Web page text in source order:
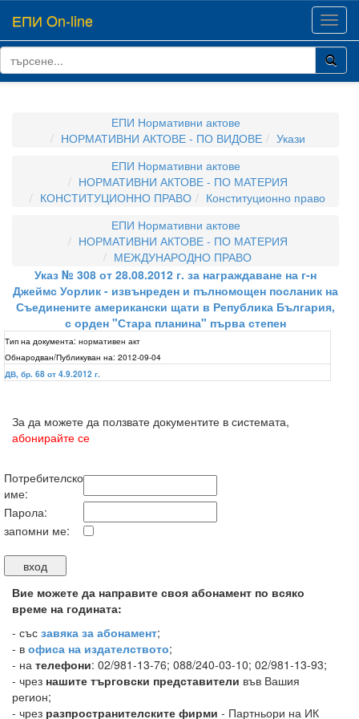
ЕПИ On-line
ЕПИ Нормативни актове
НОРМАТИВНИ АКТОВЕ - ПО ВИДОВЕ
Укази
ЕПИ Нормативни актове
НОРМАТИВНИ АКТОВЕ - ПО МАТЕРИЯ
КОНСТИТУЦИОННО ПРАВО
Конституционно право
ЕПИ Нормативни актове
НОРМАТИВНИ АКТОВЕ - ПО МАТЕРИЯ
МЕЖДУНАРОДНО ПРАВО
Указ № 308 от 28.08.2012 г. за награждаване на г-н
Джеймс Уорлик - извънреден и пълномощен посланик на
Съединените американски щати в Република България,
с орден "Стара планина" първа степен
Тип на документа: нормативен акт
Обнародван/Публикуван на: 2012-09-04
ДВ, бр. 68 от 4.9.2012 г.
За да можете да ползвате документите в системата,
абонирайте се
Потребителско
име:
Парола:
запомни ме:
Вие можете да направите своя абонамент по всяко
време на годината:
- със завяка за абонамент;
- в офиса на издателството;
- на телефони: 02/981-13-76; 088/240-03-10; 02/981-13-93;
- чрез нашите търговски представители във Вашия
регион;
- чрез разпространителските фирми - Партньори на ИК